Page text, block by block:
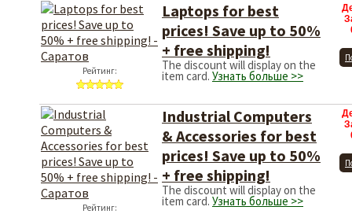
Рейтинг:
Laptops for best
prices! Save up to 50%
+ free shipping!
The discount will display on the
item card. Узнать больше >>
Рейтинг:
Industrial Computers
& Accessories for best
prices! Save up to 50%
+ free shipping!
The discount will display on the
item card. Узнать больше >>